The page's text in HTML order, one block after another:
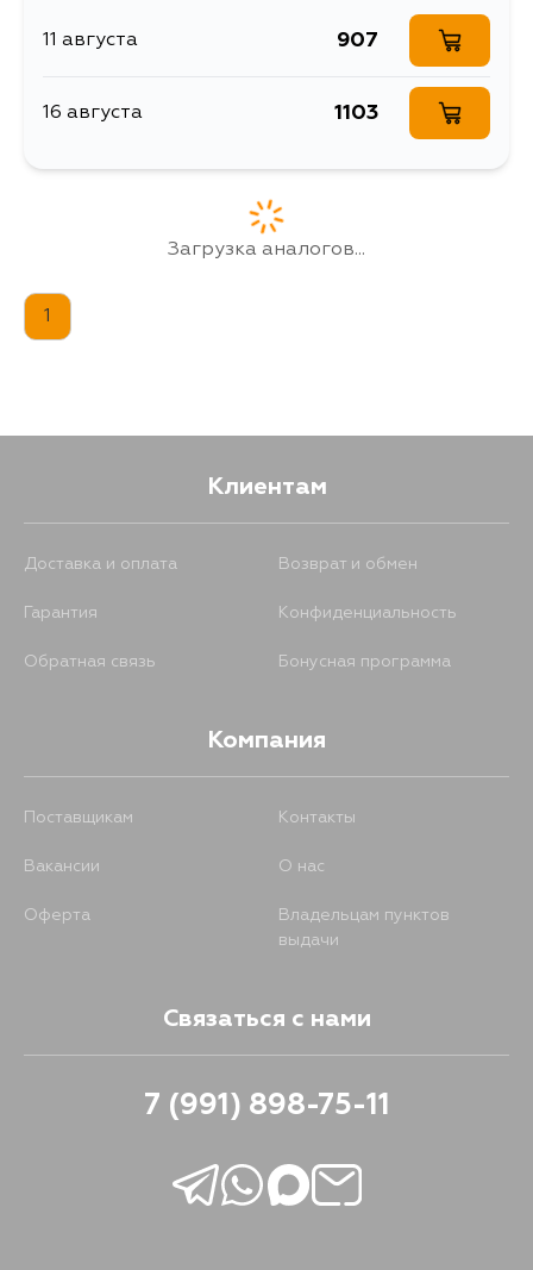
11 августа 907
16 августа 1103
Загрузка аналогов...
1
Клиентам
Доставка и оплата Возврат и обмен
Гарантия Конфиденциальность
Обратная связь Бонусная программа
Компания
Поставщикам Контакты
Вакансии О нас
Оферта
Владельцам пунктов
выдачи
Связаться с нами
7 (991) 898-75-11